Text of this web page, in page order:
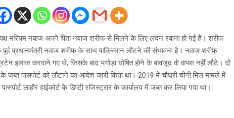
मरियम नवाज अपने पिता नवाज शरीफ से मिलने के लिए लंदन रवाना हो गई हैं। शरीफ
प्रधानमंत्री नवाज शरीफ के साथ पाकिस्तान लौटने की संभावना है। नवाज शरीफ
इलाज करवाने गए थे, जिसके बाद भगोड़ा घोषित होने के बावजूद वो वापस नहीं लौटे। दो
के जब्त पासपोर्ट को लौटाने का आदेश जारी किया था। 2019 में चौधरी चीनी मिल मामले में
लाहौर हाईकोर्ट के डिप्टी रजिस्ट्रार के कार्यालय में जब्त कर लिया गया था।